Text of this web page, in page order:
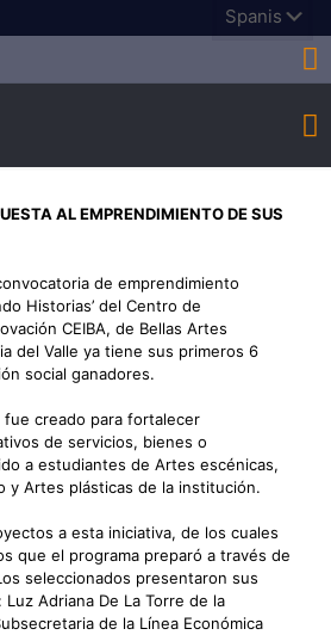
AL EMPRENDIMIENTO DE SUS
de emprendimiento
Historias’ del Centro de
CEIBA, de Bellas Artes
del Valle ya tiene sus primeros 6
social ganadores.
fue creado para fortalecer
de servicios, bienes o
a estudiantes de Artes escénicas,
y Artes plásticas de la institución.
a esta iniciativa, de los cuales
que el programa preparó a través de
seleccionados presentaron sus
Adriana De La Torre de la
de la Línea Económica